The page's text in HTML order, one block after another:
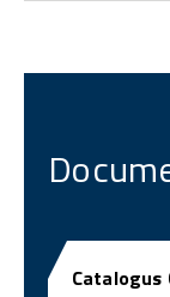
Catalogus